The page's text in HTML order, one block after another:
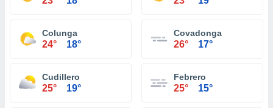
Colunga
24° 18°
Covadonga
26° 17°
Cudillero
25° 19°
Febrero
25° 15°